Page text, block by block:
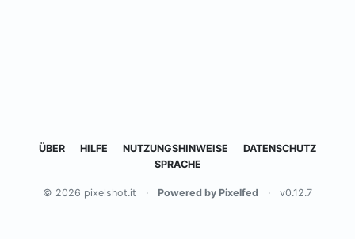
ÜBER HILFE NUTZUNGSHINWEISE
DATENSCHUTZ
SPRACHE
© 2026 pixelshot.it · Powered by Pixelfed · v0.12.7